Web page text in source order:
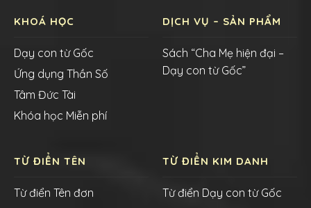
KHOÁ HỌC
Dạy con từ Gốc
Ứng dụng Thần Số
Tâm Đức Tài
Khóa học Miễn phí
DỊCH VỤ – SẢN PHẨM
Sách “Cha Mẹ hiện đại –
Dạy con từ Gốc”
TỪ ĐIỂN TÊN
Từ điển Tên đơn
TỪ ĐIỂN KIM DANH
Từ điển Dạy con từ Gốc